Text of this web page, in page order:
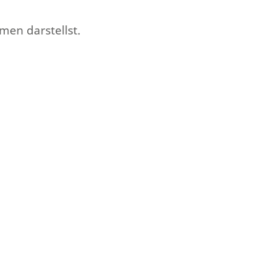
darstellst.